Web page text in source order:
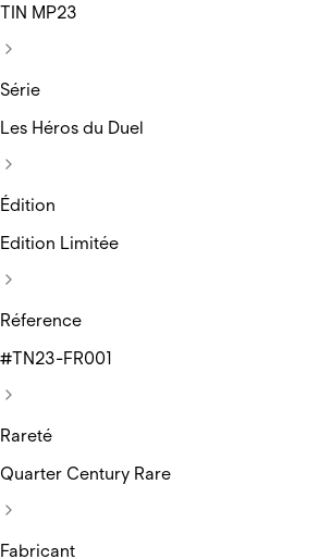
TIN MP23
Série
Les Héros du Duel
Édition
Edition Limitée
Réference
#TN23-FR001
Rareté
Quarter Century Rare
Fabricant